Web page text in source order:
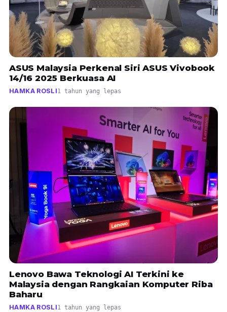
ASUS Malaysia Perkenal Siri ASUS Vivobook
14/16 2025 Berkuasa AI
HAMKA ROSLI1 tahun yang lepas
Lenovo Bawa Teknologi AI Terkini ke
Malaysia dengan Rangkaian Komputer Riba
Baharu
HAMKA ROSLI1 tahun yang lepas